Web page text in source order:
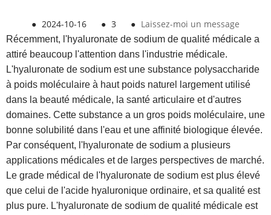
● 2024-10-16 ● 3 ● Laissez-moi un message
Récemment, l'hyaluronate de sodium de qualité médicale a
attiré beaucoup l'attention dans l'industrie médicale.
L'hyaluronate de sodium est une substance polysaccharide
à poids moléculaire à haut poids naturel largement utilisé
dans la beauté médicale, la santé articulaire et d'autres
domaines. Cette substance a un gros poids moléculaire, une
bonne solubilité dans l'eau et une affinité biologique élevée.
Par conséquent, l'hyaluronate de sodium a plusieurs
applications médicales et de larges perspectives de marché.
Le grade médical de l'hyaluronate de sodium est plus élevé
que celui de l'acide hyaluronique ordinaire, et sa qualité est
plus pure. L'hyaluronate de sodium de qualité médicale est